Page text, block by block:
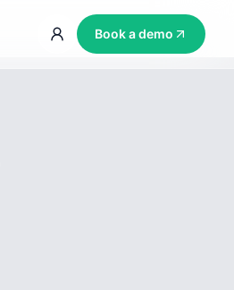
Book a demo